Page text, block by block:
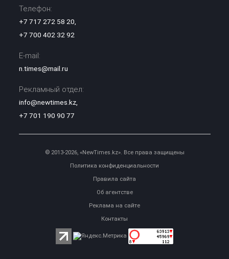
Телефон:
+7 717 272 58 20
+7 700 402 32 92
E-mail:
n.times@mail.ru
Рекламный отдел:
info@newtimes.kz,
+7 701 190 90 77
© 2013-2026, «NewTimes.kz». Все права защищены
Политика конфиденциальности
Правила сайта
Об агентстве
Реклама на сайте
Контакты